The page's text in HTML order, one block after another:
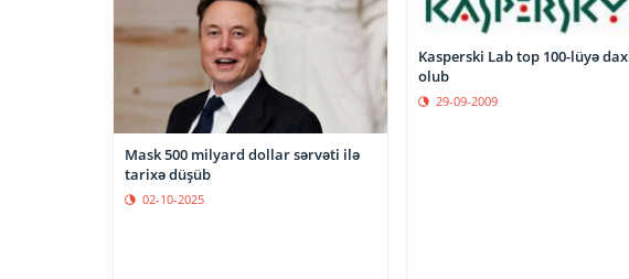
Mask 500 milyard dollar sərvəti ilə
tarixə düşüb
02-10-2025
Kasperski Lab top 100-lüyə daxil
olub
29-09-2009